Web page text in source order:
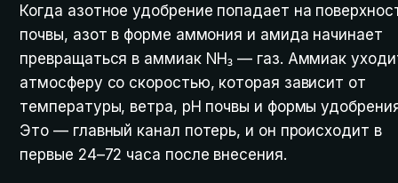
Когда азотное удобрение попадает на
почвы, азот в форме аммония и амида начинает
превращаться в аммиак NH₃ — газ. Аммиак
атмосферу со скоростью, которая зависит от
температуры, ветра, pH почвы и формы
Это — главный канал потерь, и он происходит в
первые 24–72 часа после внесения.